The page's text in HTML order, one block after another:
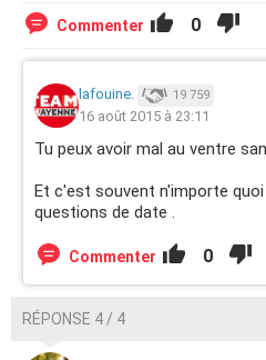
Commenter 0
lafouine. 19 759
16 août 2015 à 23:11
Tu peux avoir mal au ventre
Et c'est souvent n'importe
questions de date .
Commenter 0
RÉPONSE 4 / 4